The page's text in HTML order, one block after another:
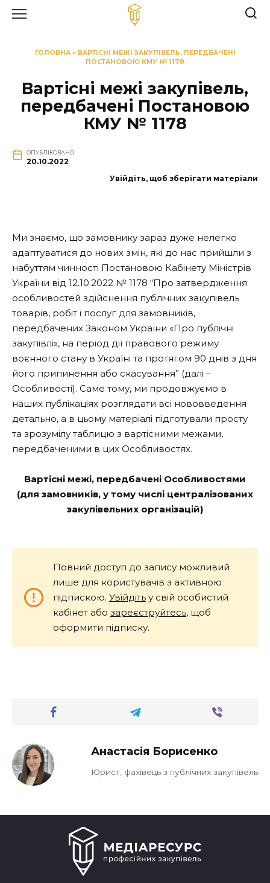
ГОЛОВНА» ВАРТІСНІ МЕЖІ ЗАКУПІВЕЛЬ, ПЕРЕДБАЧЕНІ
ПОСТАНОВОЮ КМУ № 1178
Вартісні межі закупівель,
передбачені Постановою
КМУ № 1178
ОПУБЛІКОВАНО
20.10.2022
Увійдіть, щоб зберігати матеріали
Ми знаємо, що замовнику зараз дуже нелегко
адаптуватися до нових змін, які до нас прийшли з
набуттям чинності Постановою Кабінету Міністрів
України від 12.10.2022 № 1178 “Про затвердження
особливостей здійснення публічних закупівель
товарів, робіт і послуг для замовників,
передбачених Законом України «Про публічні
закупівлі», на період дії правового режиму
воєнного стану в Україні та протягом 90 днів з дня
його припинення або скасування” (далі –
Особливості). Саме тому, ми продовжуємо в
наших публікаціях розглядати всі нововведення
детально, а в цьому матеріалі підготували просту
та зрозумілу таблицю з вартісними межами,
передбаченими в цих Особливостях.
Вартісні межі, передбачені Особливостями
(для замовників, у тому числі централізованих
закупівельних організацій)
Повний доступ до запису можливий
лише для користувачів з активною
підпискою. Увійдіть у свій особистий
кабінет або зареєструйтесь, щоб
оформити підписку.
Анастасія Борисенко
Юрист, фахівець з публічних закупівель